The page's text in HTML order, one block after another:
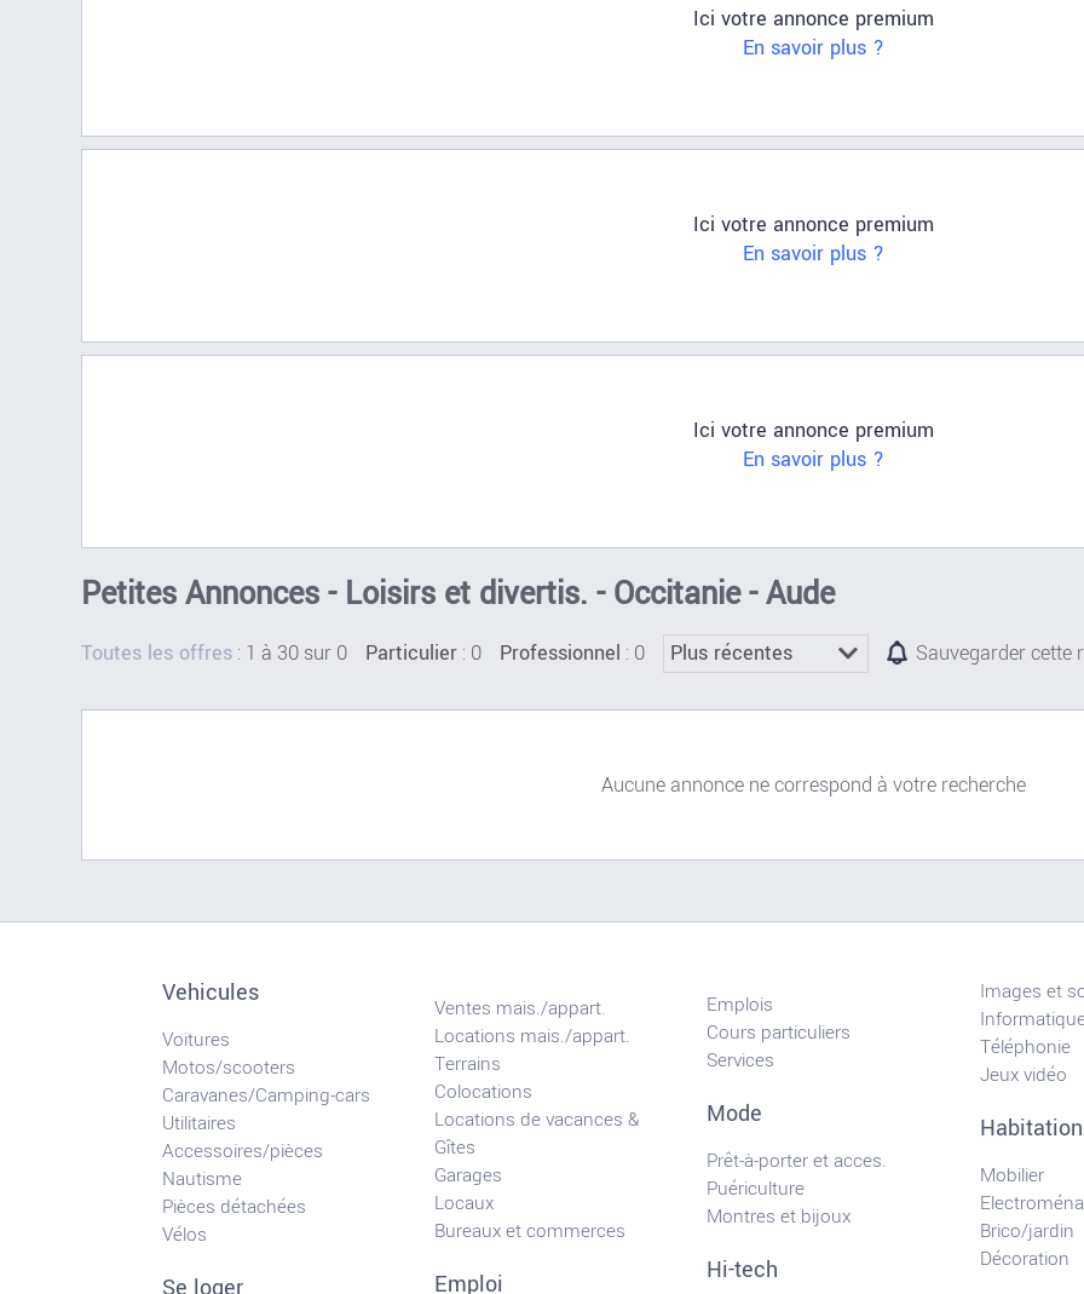
Ici votre annonce premium
En savoir plus ?
Ici votre annonce premium
En savoir plus ?
Ici votre annonce premium
En savoir plus ?
Petites Annonces - Loisirs et divertis. - Occitanie - Aude
Toutes les offres : 1 à 30 sur 0 Particulier : 0 Professionnel : 0 Sauvegarder cette
Aucune annonce ne correspond à votre recherche
Vehicules
Voitures
Motos/scooters
Caravanes/Camping-cars
Utilitaires
Accessoires/pièces
Nautisme
Pièces détachées
Vélos
Ventes mais./appart.
Locations mais./appart.
Terrains
Colocations
Locations de vacances &
Gîtes
Garages
Locaux
Bureaux et commerces
Emploi
Emplois
Cours particuliers
Services
Mode
Prêt-à-porter et acces.
Puériculture
Montres et bijoux
Hi-tech
Images et
Téléphonie
Jeux vidéo
Habitation
Mobilier
Brico/jardin
Décoration